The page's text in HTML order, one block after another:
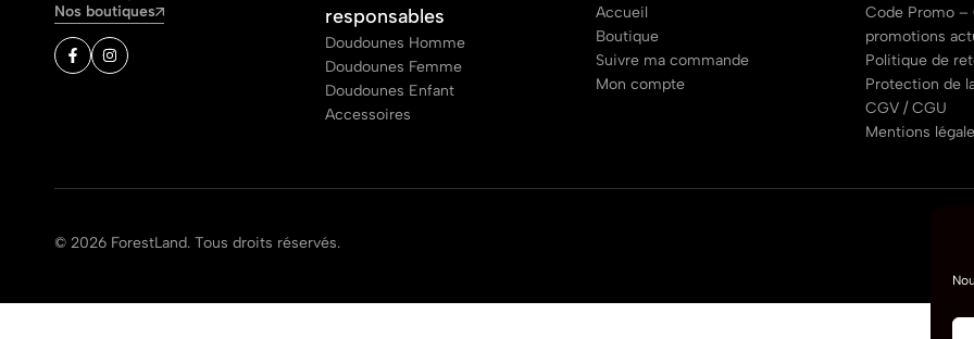
Nos boutiques
responsables
Doudounes Homme
Doudounes Femme
Doudounes Enfant
Accessoires
Accueil
Boutique
Suivre ma commande
Mon compte
Code Promo
promotions
Politique de
Protection de
CGV / CGU
Mentions
© 2026 ForestLand. Tous droits réservés.